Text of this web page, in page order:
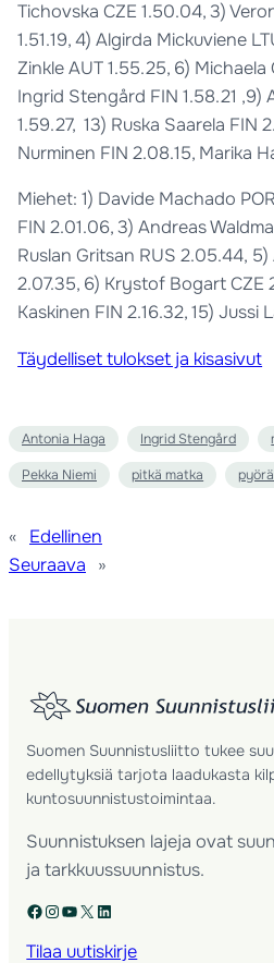
Tichovska CZE 1.50.04, 3)
1.51.19, 4) Algirda Mickuviene
Zinkle AUT 1.55.25, 6) Michaela
Ingrid Stengård FIN 1.58.21 ,9)
1.59.27, 13) Ruska Saarela FIN
Nurminen FIN 2.08.15, Marika
Miehet: 1) Davide Machado
FIN 2.01.06, 3) Andreas
Ruslan Gritsan RUS 2.05.44,
2.07.35, 6) Krystof Bogart CZE
Kaskinen FIN 2.16.32, 15) Jussi
Täydelliset tulokset ja kisasivut
Antonia Haga Ingrid Stengård
Pekka Niemi pitkä matka
«
Edellinen
Seuraava
»
Suomen Suunnistusliitto tukee
edellytyksiä tarjota laadukasta
kuntosuunnistustoimintaa.
Suunnistuksen lajeja ovat
ja tarkkuussuunnistus.
Facebook Instagram YouTube X LinkedIn
Tilaa uutiskirje